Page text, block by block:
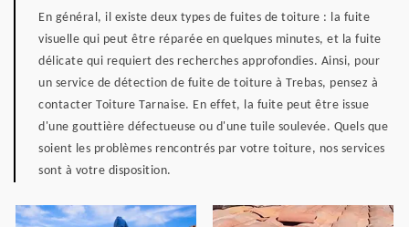
En général, il existe deux types de fuites de toiture : la fuite
visuelle qui peut être réparée en quelques minutes, et la fuite
délicate qui requiert des recherches approfondies. Ainsi, pour
un service de détection de fuite de toiture à Trebas, pensez à
contacter Toiture Tarnaise. En effet, la fuite peut être issue
d'une gouttière défectueuse ou d'une tuile soulevée. Quels que
soient les problèmes rencontrés par votre toiture, nos services
sont à votre disposition.